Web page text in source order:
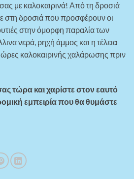
σας με καλοκαιρινά! Από τη δροσιά
στη δροσιά που προσφέρουν οι
στην όμορφη παραλία των
νερά, ρηχή άμμος και η τέλεια
ώρες καλοκαιρινής χαλάρωσης πριν
τώρα και χαρίστε στον εαυτό
εμπειρία που θα θυμάστε